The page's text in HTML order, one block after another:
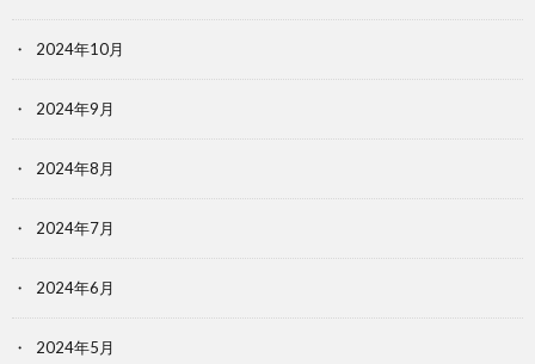
2024年10月
2024年9月
2024年8月
2024年7月
2024年6月
2024年5月